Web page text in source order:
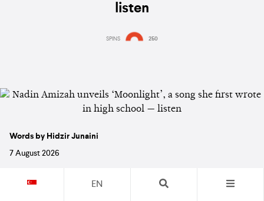
listen
SPINS 250
Words by Hidzir Junaini
7 August 2026
NEWS
EN